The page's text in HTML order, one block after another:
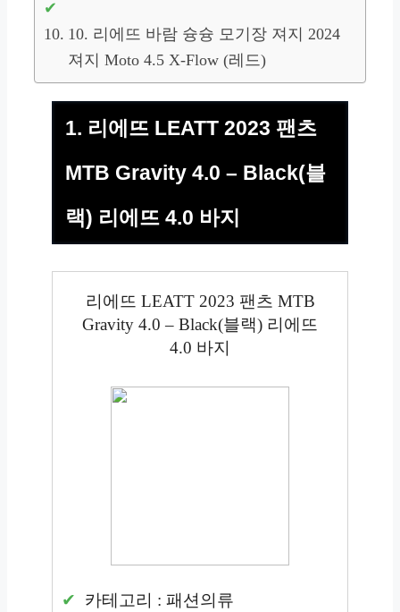
10. 리에뜨 바람 슝슝 모기장 져지 2024
져지 Moto 4.5 X-Flow (레드)
1. 리에뜨 LEATT 2023 팬츠
MTB Gravity 4.0 – Black(블
랙) 리에뜨 4.0 바지
리에뜨 LEATT 2023 팬츠 MTB
Gravity 4.0 – Black(블랙) 리에뜨
4.0 바지
카테고리 : 패션의류